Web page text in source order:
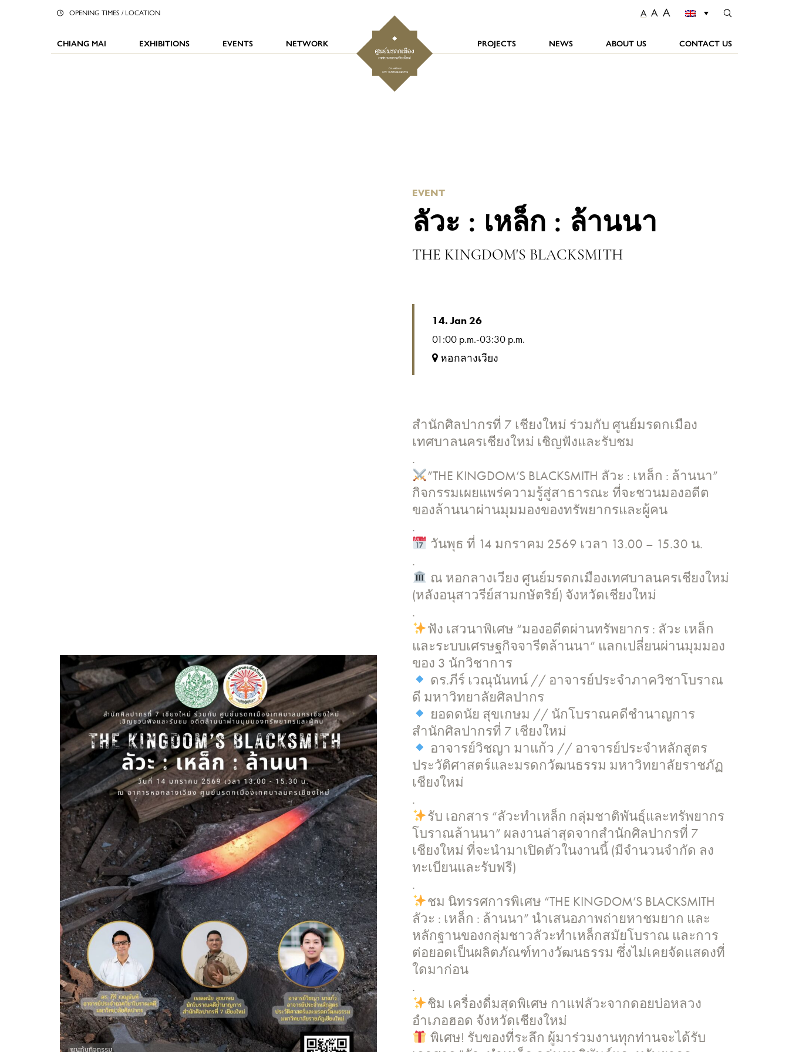
OPENING TIMES / LOCATION A A A
CHIANG MAI EXHIBITIONS EVENTS NETWORK CONTACT US
ABOUT US
NEWS
PROJECTS
EVENT
ลัวะ : เหล็ก : ล้านนา
THE KINGDOM'S BLACKSMITH
14. Jan 26
01:00 p.m.-03:30 p.m.
หอกลางเวียง
สำนักศิลปากรที่ 7 เชียงใหม่ ร่วมกับ ศูนย์มรดกเมือง
เทศบาลนครเชียงใหม่ เชิญฟังและรับชม
.
”THE KINGDOM’S BLACKSMITH ลัวะ : เหล็ก : ล้านนา”
กิจกรรมเผยแพร่ความรู้สู่สาธารณะ ที่จะชวนมองอดีต
ของล้านนาผ่านมุมมองของทรัพยากรและผู้คน
.
วันพุธ ที่ 14 มกราคม 2569 เวลา 13.00 – 15.30 น.
.
ณ หอกลางเวียง ศูนย์มรดกเมืองเทศบาลนครเชียงใหม่
(หลังอนุสาวรีย์สามกษัตริย์) จังหวัดเชียงใหม่
.
ฟัง เสวนาพิเศษ “มองอดีตผ่านทรัพยากร : ลัวะ เหล็ก
และระบบเศรษฐกิจจารีตล้านนา” แลกเปลี่ยนผ่านมุมมอง
ของ 3 นักวิชาการ
ดร.ภีร์ เวณุนันทน์ // อาจารย์ประจำภาควิชาโบราณ
ดี มหาวิทยาลัยศิลปากร
ยอดดนัย สุขเกษม // นักโบราณคดีชำนาญการ
สำนักศิลปากรที่ 7 เชียงใหม่
อาจารย์วิชญา มาแก้ว // อาจารย์ประจำหลักสูตร
ประวัติศาสตร์และมรดกวัฒนธรรม มหาวิทยาลัยราชภัฏ
เชียงใหม่
.
รับ เอกสาร “ลัวะทำเหล็ก กลุ่มชาติพันธุ์และทรัพยากร
โบราณล้านนา” ผลงานล่าสุดจากสำนักศิลปากรที่ 7
เชียงใหม่ ที่จะนำมาเปิดตัวในงานนี้ (มีจำนวนจำกัด ลง
ทะเบียนและรับฟรี)
.
ชม นิทรรศการพิเศษ “THE KINGDOM’S BLACKSMITH
ลัวะ : เหล็ก : ล้านนา” นำเสนอภาพถ่ายหาชมยาก และ
หลักฐานของกลุ่มชาวลัวะทำเหล็กสมัยโบราณ และการ
ต่อยอดเป็นผลิตภัณฑ์ทางวัฒนธรรม ซึ่งไม่เคยจัดแสดงที่
ใดมาก่อน
.
ชิม เครื่องดื่มสุดพิเศษ กาแฟลัวะจากดอยบ่อหลวง
อำเภอฮอด จังหวัดเชียงใหม่
พิเศษ! รับของที่ระลึก ผู้มาร่วมงานทุกท่านจะได้รับ